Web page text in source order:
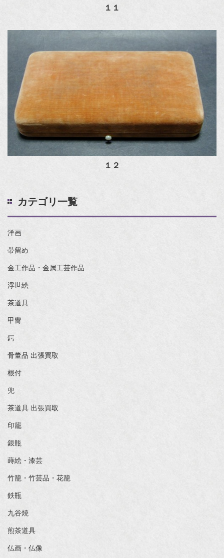
１１
１２
カテゴリ一覧
洋画
帯留め
金工作品・金属工芸作品
浮世絵
茶道具
甲冑
鍔
骨董品 出張買取
根付
兜
茶道具 出張買取
印籠
銀瓶
蒔絵・漆芸
竹籠・竹芸品・花籠
鉄瓶
九谷焼
煎茶道具
仏画・仏像